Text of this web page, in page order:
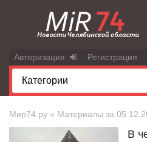
Авторизация Регистрация
Мир74.ру » Материалы за
В